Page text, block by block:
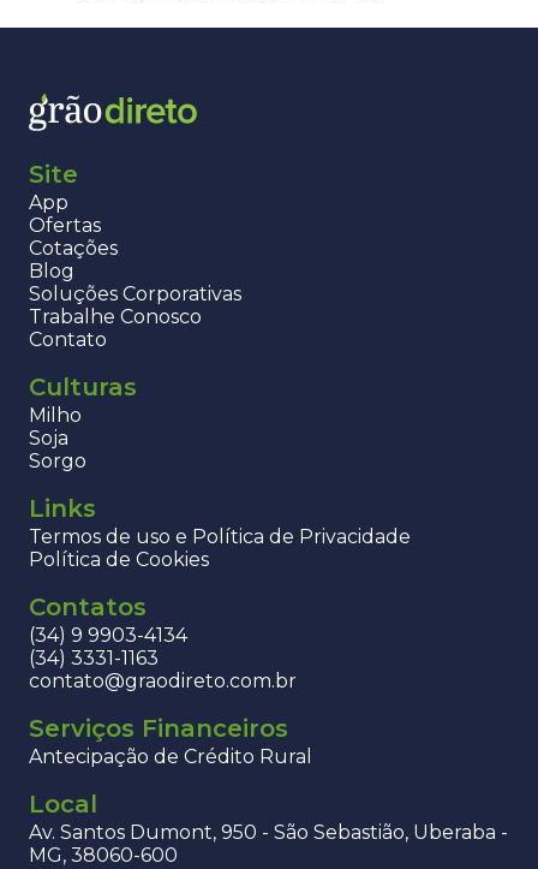
Site
App
Ofertas
Cotações
Blog
Soluções Corporativas
Trabalhe Conosco
Contato
Culturas
Milho
Soja
Sorgo
Links
Termos de uso e Política de Privacidade
Política de Cookies
Contatos
(34) 9 9903-4134
(34) 3331-1163
contato@graodireto.com.br
Serviços Financeiros
Antecipação de Crédito Rural
Local
Av. Santos Dumont, 950 - São Sebastião, Uberaba -
MG, 38060-600